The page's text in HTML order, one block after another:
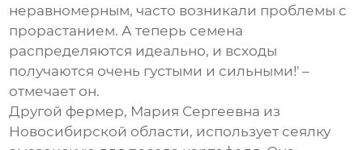
неравномерным, часто возникали проблемы с
прорастанием. А теперь семена
распределяются идеально, и всходы
получаются очень густыми и сильными!' –
отмечает он.
Другой фермер, Мария Сергеевна из
Новосибирской области, использует сеялку